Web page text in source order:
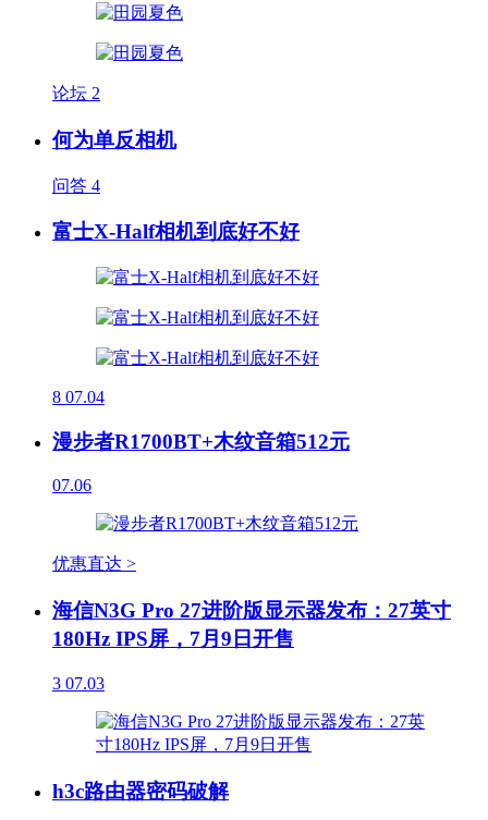
论坛 2
何为单反相机
问答 4
富士X-Half相机到底好不好
8 07.04
漫步者R1700BT+木纹音箱512元
07.06
优惠直达 >
海信N3G Pro 27进阶版显示器发布：27英寸
180Hz IPS屏，7月9日开售
3 07.03
h3c路由器密码破解